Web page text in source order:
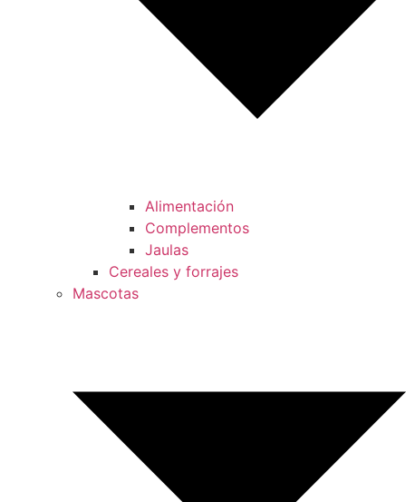
Alimentación
Complementos
Jaulas
Cereales y forrajes
Mascotas